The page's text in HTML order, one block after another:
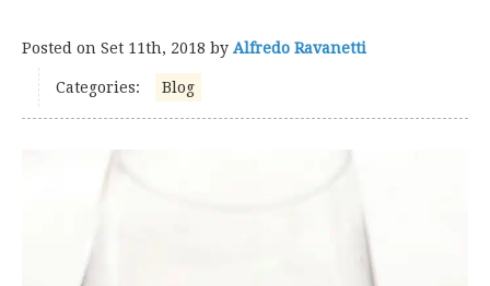
Posted on Set 11th, 2018 by Alfredo Ravanetti
Categories: Blog